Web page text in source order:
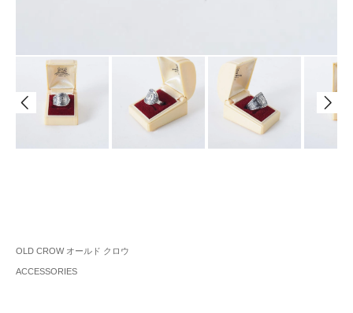
OLD CROW オールド クロウ
ACCESSORIES